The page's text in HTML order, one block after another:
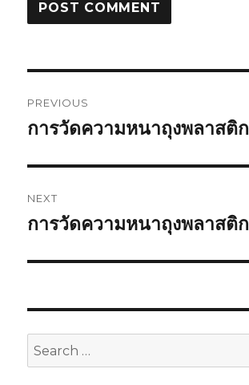
navigation
PREVIOUS
Previous
การวัดความหนาถุงพลาสติก
NEXT
Next
การวัดความหนาถุงพลาสติก
Search
for: